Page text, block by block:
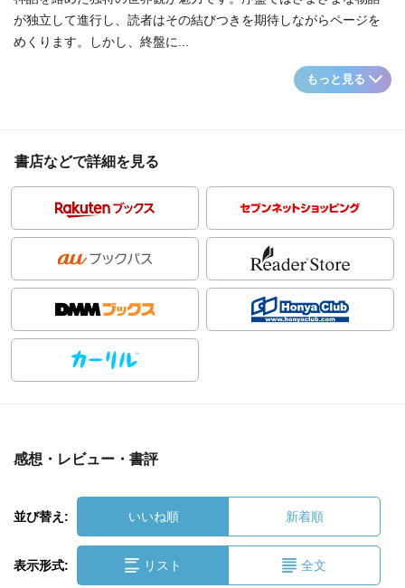
が独立して進行し、読者はその結びつきを期待しながらページを
めくります。しかし、終盤に...
もっと見る
書店などで詳細を見る
感想・レビュー・書評
並び替え: いいね順 新着順
表示形式: リスト 全文